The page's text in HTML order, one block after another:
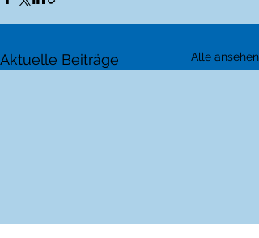
Aktuelle Beiträge Alle ansehen